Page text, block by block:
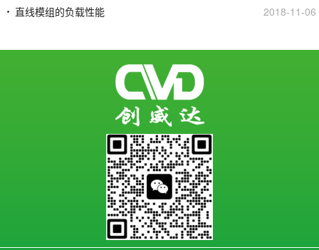
直线模组的负载性能
2018-11-06